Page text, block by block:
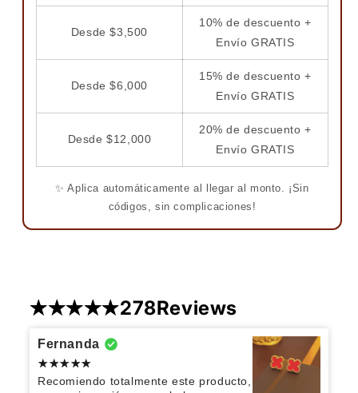
Desde $3,500
10% de descuento +
Envío GRATIS
Desde $6,000
15% de descuento +
Envío GRATIS
Desde $12,000
20% de descuento +
Envío GRATIS
✨ Aplica automáticamente al llegar al monto. ¡Sin
códigos, sin complicaciones!
278Reviews
Fernanda
Recomiendo totalmente este producto,